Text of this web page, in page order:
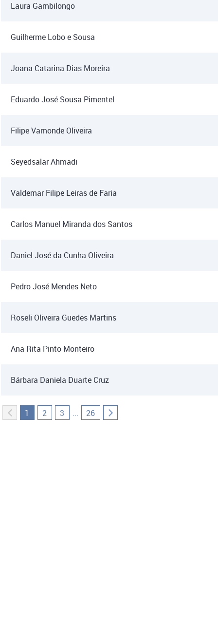
Laura Gambilongo
Guilherme Lobo e Sousa
Joana Catarina Dias Moreira
Eduardo José Sousa Pimentel
Filipe Vamonde Oliveira
Seyedsalar Ahmadi
Valdemar Filipe Leiras de Faria
Carlos Manuel Miranda dos Santos
Daniel José da Cunha Oliveira
Pedro José Mendes Neto
Roseli Oliveira Guedes Martins
Ana Rita Pinto Monteiro
Bárbara Daniela Duarte Cruz
1 2 3 ... 26